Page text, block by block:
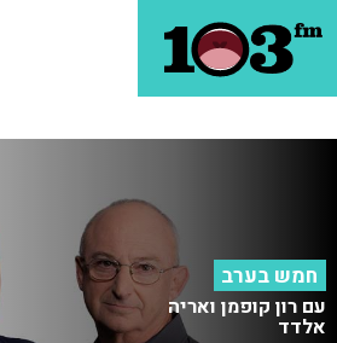
חמש בערב
עם רון קופמן ואריה
אלדד